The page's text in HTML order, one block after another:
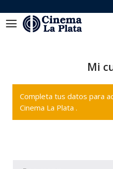
Mi
Completa tus datos para
Cinema La Plata .